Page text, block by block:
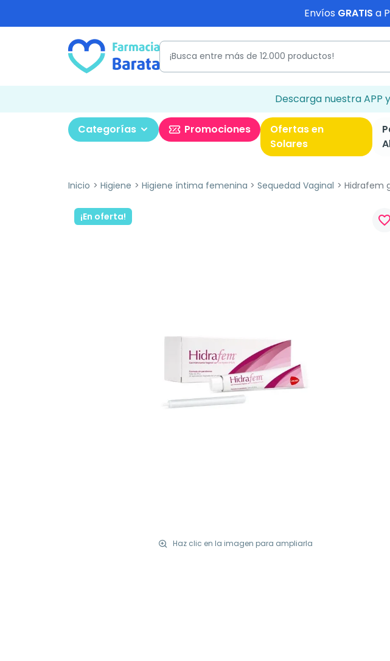
Envíos GRATIS a
Descarga nuestra APP
Categorías Promociones
Ofertas en
Solares
Inicio Higiene Higiene íntima femenina Sequedad Vaginal Hidrafem
¡En oferta!
Haz clic en la imagen para ampliarla
favorite_border